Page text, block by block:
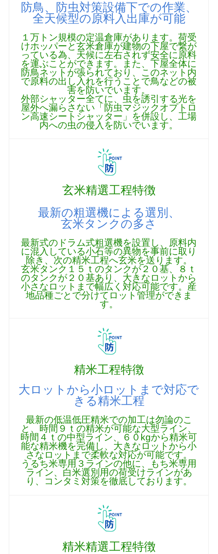
防鳥、防虫対策設備下での作業、
全天候型の原料入出庫が可能
１万トン規模の定温倉庫があります。荷受
けホッパーと玄米倉庫が建物の下屋で繋が
っている為、天候に左右されず安全に原料
を運ぶことができます。また、下屋全体に
防鳥ネットが張られており、このネット内
で原料の出し入れを行うことで鳥などの被
害を防いでいます。
外部シャッター全てに、虫を誘引する光を
屋外へ漏らさない「防虫マジックオプトロ
ン高速シートシャッター」を併設し、工場
内への虫の侵入を防いでいます。
玄米精選工程特徴
最新の粗選機による選別、
玄米タンクの多さ
最新式のドラム式粗選機を設置し、原料内
に混入している小石等の異物を事前に取り
除き、次の精米工程へ玄米を送ります。
玄米タンク１５ｔのタンクが２０基、８ｔ
のタンクが２０基あり、大きなロットから
小さなロットまで幅広く対応可能です。産
地品種ごとで分けてロット管理ができま
す。
精米工程特徴
大ロットから小ロットまで対応で
きる精米工程
最新の低温低圧精米での加工は勿論のこ
と、時間９ｔの精米が可能な大型ライン、
時間４ｔの中型ライン、６０kgから精米可
能な精米機を完備し、大きなロットから小
さなロットまで柔軟な対応が可能です。
うるち米専用３ラインの他に、もち米専用
ライン、白米選別用の荷受けラインがあ
り、コンタミ対策を徹底しております。
精米精選工程特徴